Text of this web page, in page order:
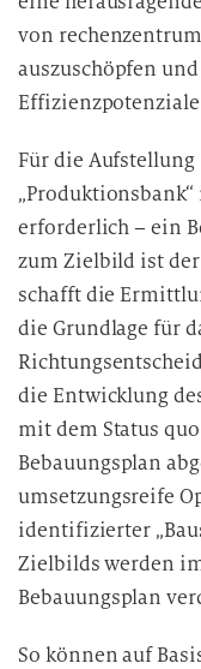
von
auszuschöpfen
Für die
erforderlich – ein
zum Zielbild ist
schafft die
die Grundlage für
die Entwicklung
mit dem Status
Bebauungsplan
umsetzungsreife
identifizierter
Zielbilds werden
Bebauungsplan
So können auf